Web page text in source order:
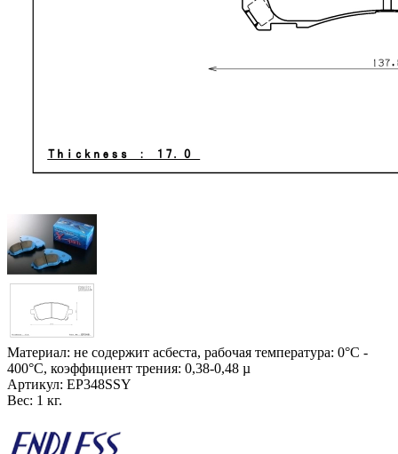
Материал: не содержит асбеста, рабочая температура: 0°C -
400°C, коэффициент трения: 0,38-0,48 µ
Артикул: EP348SSY
Вес: 1 кг.